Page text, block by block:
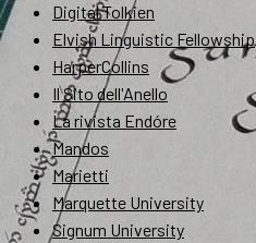
Digital Tolkien
Elvish Linguistic Fellowship
HarperCollins
Il Sito dell'Anello
La rivista Endóre
Mandos
Marietti
Marquette University
Signum University